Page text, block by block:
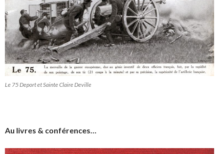
Le 75 Deport et Sainte Claire Deville
Au livres & conférences…